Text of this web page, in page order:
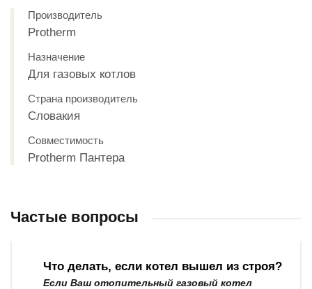
Производитель
Protherm
Назначение
Для газовых котлов
Страна производитель
Словакия
Совместимость
Protherm Пантера
Частые вопросы
Что делать, если котел вышел из строя?
Если Ваш отопительный газовый котел